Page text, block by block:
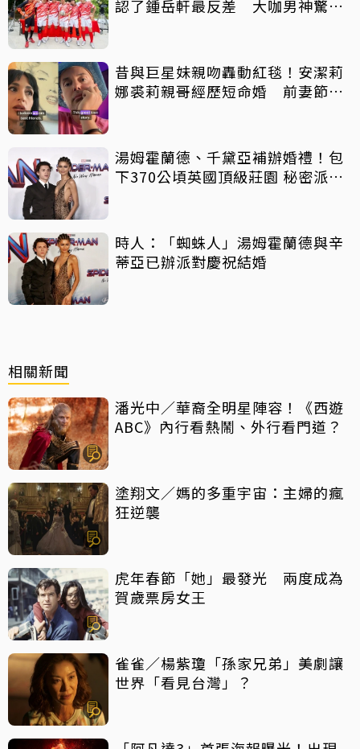
認了鍾岳軒最反差 大咖男神驚喜
昔與巨星妹親吻轟動紅毯！安潔莉
娜裘莉親哥經歷短命婚 前妻節目
湯姆霍蘭德、千黛亞補辦婚禮！包
下370公頃英國頂級莊園 秘密派對
時人：「蜘蛛人」湯姆霍蘭德與辛
蒂亞已辦派對慶祝結婚
相關新聞
潘光中／華裔全明星陣容！《西遊
ABC》內行看熱鬧、外行看門道？
塗翔文／媽的多重宇宙：主婦的瘋
狂逆襲
虎年春節「她」最發光 兩度成為
賀歲票房女王
雀雀／楊紫瓊「孫家兄弟」美劇讓
世界「看見台灣」？